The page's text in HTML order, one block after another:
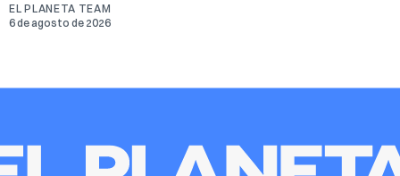
EL PLANETA TEAM
6 de agosto de 2026